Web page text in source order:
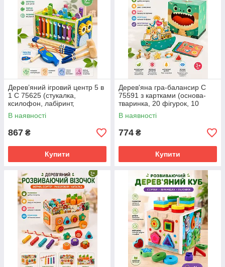
Дерев’яний ігровий центр 5 в
1 C 75625 (стукалка,
ксилофон, лабіринт,
шестерні, годинник, з
молоточками та вудками)
В наявності
867 ₴
Купити
Дерев'яна гра-балансир C
75591 з картками (основа-
тваринка, 20 фігурок, 10
карток)
В наявності
774 ₴
Купити